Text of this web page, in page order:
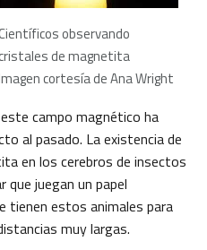
observando
de magnetita
cortesía de Ana Wright
campo magnético ha
al pasado. La existencia de
en los cerebros de insectos
que juegan un papel
tienen estos animales para
muy largas.